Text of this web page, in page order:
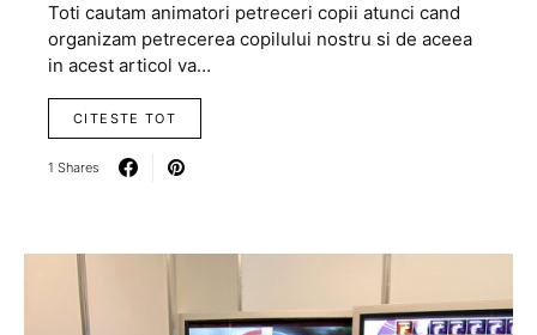
Toti cautam animatori petreceri copii atunci cand
organizam petrecerea copilului nostru si de aceea
in acest articol va…
CITESTE TOT
1 Shares